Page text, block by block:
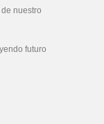
nuestro
futuro